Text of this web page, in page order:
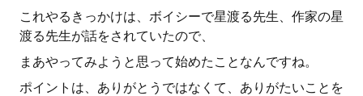
これやるきっかけは、ボイシーで星渡る先生、作家の星
渡る先生が話をされていたので、
まあやってみようと思って始めたことなんですね。
ポイントは、ありがとうではなくて、ありがたいことを